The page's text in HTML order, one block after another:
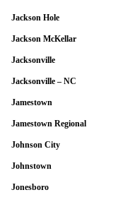
Jackson Hole
Jackson McKellar
Jacksonville
Jacksonville – NC
Jamestown
Jamestown Regional
Johnson City
Johnstown
Jonesboro